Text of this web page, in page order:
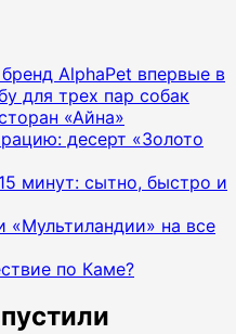
AlphaPet впервые в
для трех пар собак
«Айна»
десерт «Золото
минут: сытно, быстро и
на все
по Каме?